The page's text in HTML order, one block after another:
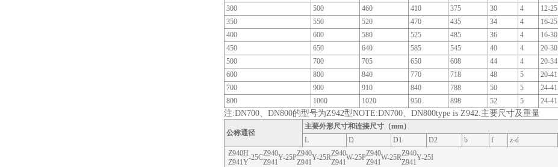
300
500 460 410 375 30 4 12-25
350
550 520 470 435 34 4 16-25
400
600 580 525 485 36 4 16-30
450
650 640 585 545 40 4 20-30
500
700 705 650 608 44 4 20-34
600
800 840 770 718 48 5 20-41
700
900 910 840 788 50 5 24-41
800
1000 1020 950 898 52 5 24-41
注:DN700、DN800的型号为Z942型NOTE:DN700、DN800type is Z942.主要尺寸及重量
公称通径
主要外形尺寸和连接尺寸（mm）
L
D D1 D2 b f z-d
Z940H-25CZ940Y-25PZ940Y-25RZ940W-25PZ940W-25RZ940Y-25I
Z941Y Z941 Z941 Z941 Z941
Z941